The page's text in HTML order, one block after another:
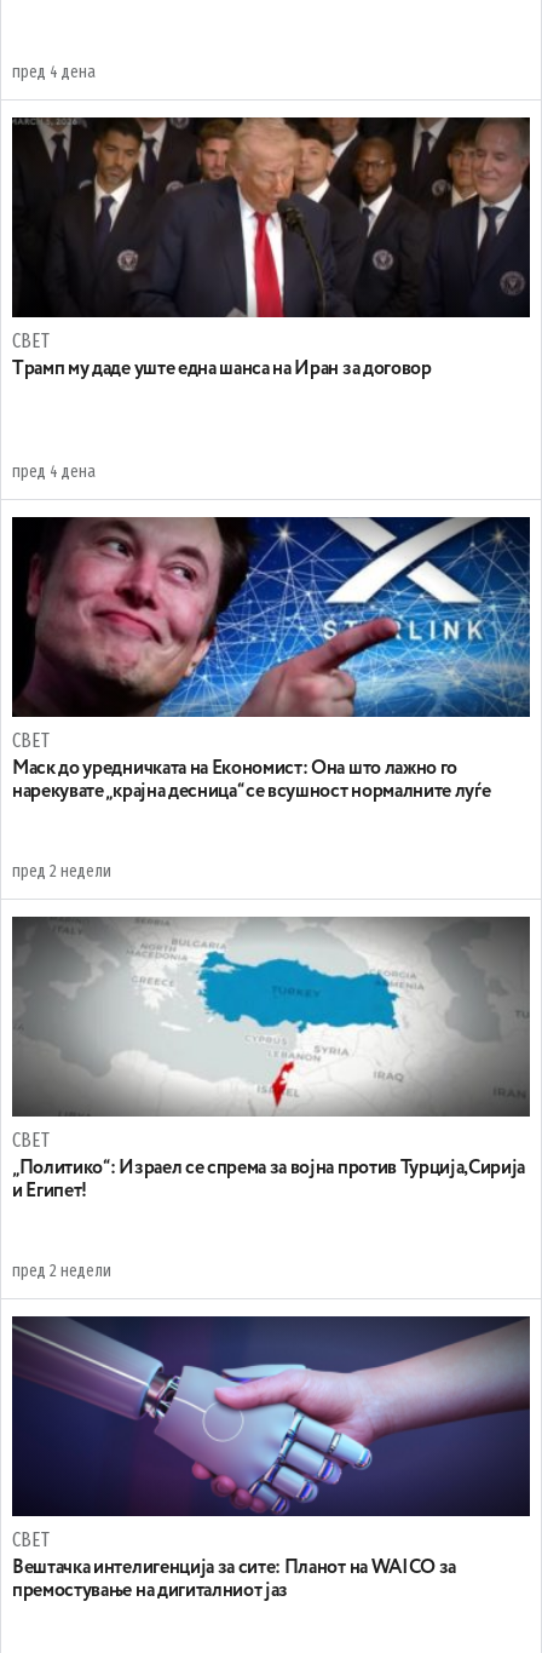
пред 4 дена
СВЕТ
Tрамп му даде уште една шанса на Иран за договор
пред 4 дена
СВЕТ
Маск до уредничката на Економист: Она што лажно го
нарекувате „крајна десница“ се всушност нормалните луѓе
пред 2 недели
СВЕТ
„Политико“: Израел се спрема за војна против Турција,Сирија
и Египет!
пред 2 недели
СВЕТ
Вештачка интелигенција за сите: Планот на WAICO за
премостување на дигиталниот јаз